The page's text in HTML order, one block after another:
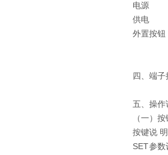
电源
供电
外置按钮
四、端子
五、操作
（一）
按键说 明
SET参数